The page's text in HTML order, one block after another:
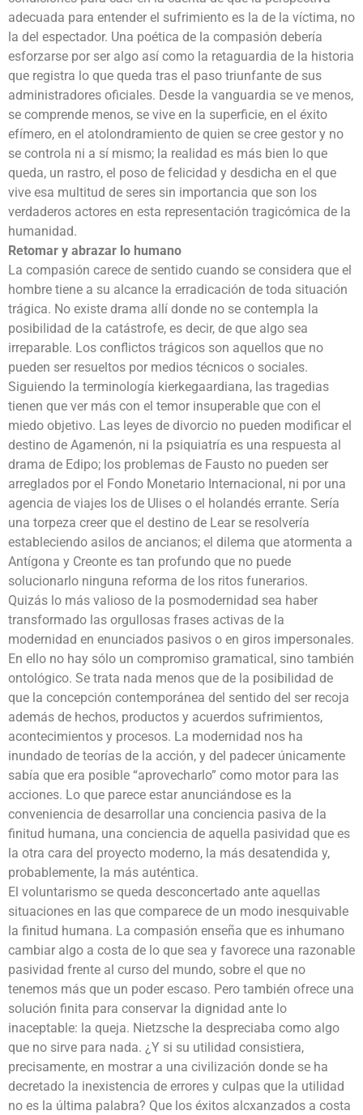
adecuada para entender el sufrimiento es la de la víctima, no
la del espectador. Una poética de la compasión debería
esforzarse por ser algo así como la retaguardia de la historia
que registra lo que queda tras el paso triunfante de sus
administradores oficiales. Desde la vanguardia se ve menos,
se comprende menos, se vive en la superficie, en el éxito
efímero, en el atolondramiento de quien se cree gestor y no
se controla ni a sí mismo; la realidad es más bien lo que
queda, un rastro, el poso de felicidad y desdicha en el que
vive esa multitud de seres sin importancia que son los
verdaderos actores en esta representación tragicómica de la
humanidad.
Retomar y abrazar lo humano
La compasión carece de sentido cuando se considera que el
hombre tiene a su alcance la erradicación de toda situación
trágica. No existe drama allí donde no se contempla la
posibilidad de la catástrofe, es decir, de que algo sea
irreparable. Los conflictos trágicos son aquellos que no
pueden ser resueltos por medios técnicos o sociales.
Siguiendo la terminología kierkegaardiana, las tragedias
tienen que ver más con el temor insuperable que con el
miedo objetivo. Las leyes de divorcio no pueden modificar el
destino de Agamenón, ni la psiquiatría es una respuesta al
drama de Edipo; los problemas de Fausto no pueden ser
arreglados por el Fondo Monetario Internacional, ni por una
agencia de viajes los de Ulises o el holandés errante. Sería
una torpeza creer que el destino de Lear se resolvería
estableciendo asilos de ancianos; el dilema que atormenta a
Antígona y Creonte es tan profundo que no puede
solucionarlo ninguna reforma de los ritos funerarios.
Quizás lo más valioso de la posmodernidad sea haber
transformado las orgullosas frases activas de la
modernidad en enunciados pasivos o en giros impersonales.
En ello no hay sólo un compromiso gramatical, sino también
o­ntológico. Se trata nada menos que de la posibilidad de
que la concepción contemporánea del sentido del ser recoja
además de hechos, productos y acuerdos sufrimientos,
acontecimientos y procesos. La modernidad nos ha
inundado de teorías de la acción, y del padecer únicamente
sabía que era posible “aprovecharlo” como motor para las
acciones. Lo que parece estar anunciándose es la
conveniencia de desarrollar una conciencia pasiva de la
finitud humana, una conciencia de aquella pasividad que es
la otra cara del proyecto moderno, la más desatendida y,
probablemente, la más auténtica.
El voluntarismo se queda desconcertado ante aquellas
situaciones en las que comparece de un modo inesquivable
la finitud humana. La compasión enseña que es inhumano
cambiar algo a costa de lo que sea y favorece una razonable
pasividad frente al curso del mundo, sobre el que no
tenemos más que un poder escaso. Pero también ofrece una
solución finita para conservar la dignidad ante lo
inaceptable: la queja. Nietzsche la despreciaba como algo
que no sirve para nada. ¿Y si su utilidad consistiera,
precisamente, en mostrar a una civilización donde se ha
decretado la inexistencia de errores y culpas que la utilidad
no es la última palabra? Que los éxitos alcxanzados a costa